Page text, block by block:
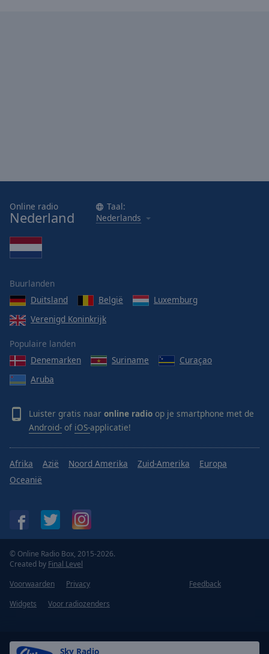
Sky Radio
Online radio
Nederland
Taal:
Nederlands
Buurlanden
Duitsland
België
Luxemburg
Verenigd Koninkrijk
Populaire landen
Denemarken
Suriname
Curaçao
Aruba
Luister gratis naar online radio op je smartphone met de
Android- of iOS-applicatie!
Afrika Azië Noord Amerika Zuid-Amerika
Europa
Oceanië
© Online Radio Box, 2015-2026.
Created by Final Level
Voorwaarden
Privacy
Feedback
Widgets
Voor radiozenders